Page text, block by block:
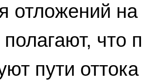
отложений
что
пути